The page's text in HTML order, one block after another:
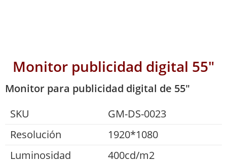
Monitor publicidad digital 55"
Monitor para publicidad digital de 55"
SKU
GM-DS-0023
Resolución
1920*1080
Luminosidad
400cd/m2